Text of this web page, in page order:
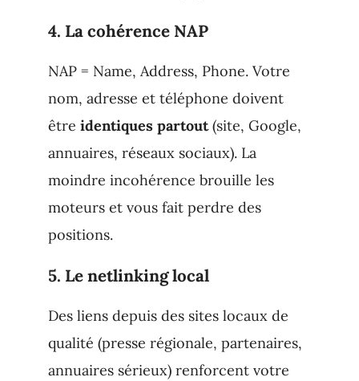
4. La cohérence NAP
NAP = Name, Address, Phone. Votre
nom, adresse et téléphone doivent
être identiques partout(site, Google,
annuaires, réseaux sociaux). La
moindre incohérence brouille les
moteurs et vous fait perdre des
positions.
5. Le netlinking local
Des liens depuis des sites locaux de
qualité (presse régionale, partenaires,
annuaires sérieux) renforcent votre